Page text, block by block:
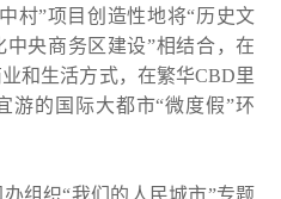
”项目创造性地将“历史文
中央商务区建设”相结合，在
和生活方式，在繁华CBD里
游的国际大都市“微度假”环
组织“我们的人民城市”专题